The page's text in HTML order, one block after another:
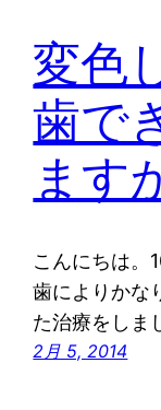
変色
歯で
ます
こんにちは。
歯によりかな
た治療をしま
2月 5, 2014